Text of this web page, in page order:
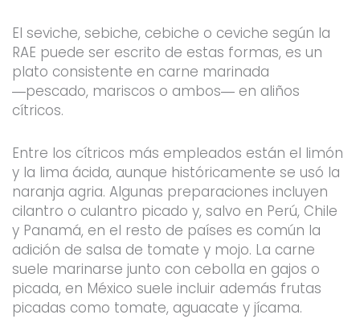
El seviche, sebiche, cebiche o ceviche según la
RAE puede ser escrito de estas formas, es un
plato consistente en carne marinada
―pescado, mariscos o ambos― en aliños
cítricos.
Entre los cítricos más empleados están el limón
y la lima ácida, aunque históricamente se usó la
naranja agria. Algunas preparaciones incluyen
cilantro o culantro picado y, salvo en Perú, Chile
y Panamá, en el resto de países es común la
adición de salsa de tomate y mojo. La carne
suele marinarse junto con cebolla en gajos o
picada, en México suele incluir además frutas
picadas como tomate, aguacate y jícama.